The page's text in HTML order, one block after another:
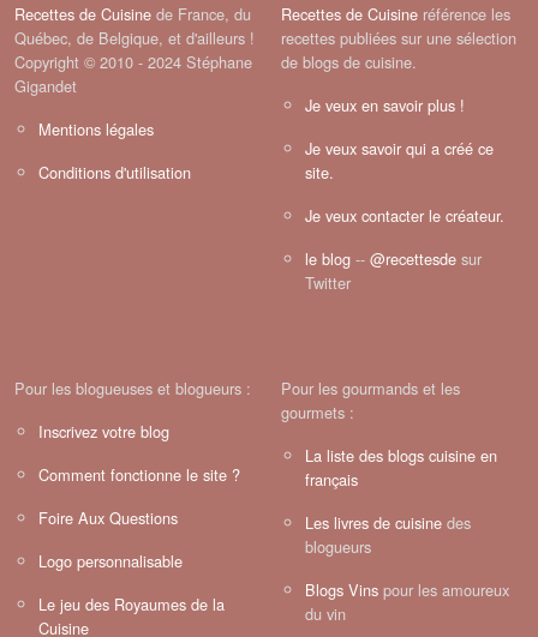
Recettes de Cuisine de France, du
Québec, de Belgique, et d'ailleurs !
Copyright © 2010 - 2024 Stéphane
Gigandet
Mentions légales
Conditions d'utilisation
Recettes de Cuisine référence les
recettes publiées sur une sélection
de blogs de cuisine.
Je veux en savoir plus !
Je veux savoir qui a créé ce
site.
Je veux contacter le créateur.
le blog -- @recettesde sur
Twitter
Pour les blogueuses et blogueurs :
Inscrivez votre blog
Comment fonctionne le site ?
Foire Aux Questions
Logo personnalisable
Le jeu des Royaumes de la
Cuisine
Pour les gourmands et les
gourmets :
La liste des blogs cuisine en
français
Les livres de cuisine des
blogueurs
Blogs Vins pour les amoureux
du vin